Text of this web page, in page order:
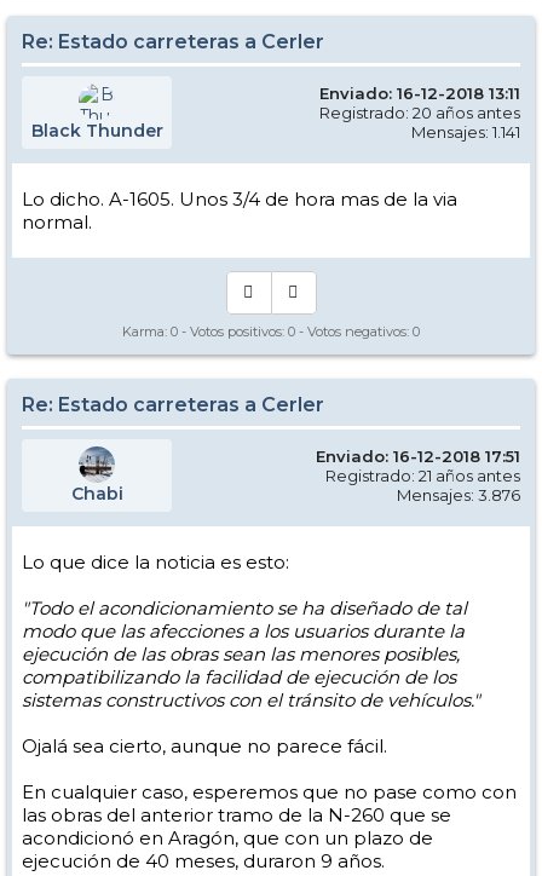
Re: Estado carreteras a Cerler
Black Thunder
Enviado: 16-12-2018 13:11
Registrado: 20 años antes
Mensajes: 1.141
Lo dicho. A-1605. Unos 3/4 de hora mas de la via
normal.
Karma: 0 - Votos positivos: 0 - Votos negativos: 0
Re: Estado carreteras a Cerler
Chabi
Enviado: 16-12-2018 17:51
Registrado: 21 años antes
Mensajes: 3.876
Lo que dice la noticia es esto:
"Todo el acondicionamiento se ha diseñado de tal
modo que las afecciones a los usuarios durante la
ejecución de las obras sean las menores posibles,
compatibilizando la facilidad de ejecución de los
sistemas constructivos con el tránsito de vehículos."
Ojalá sea cierto, aunque no parece fácil.
En cualquier caso, esperemos que no pase como con
las obras del anterior tramo de la N-260 que se
acondicionó en Aragón, que con un plazo de
ejecución de 40 meses, duraron 9 años.